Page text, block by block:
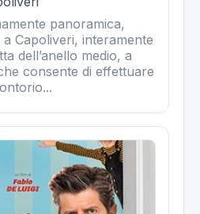
panoramica,
Capoliveri, interamente
dell’anello medio, a
consente di effettuare